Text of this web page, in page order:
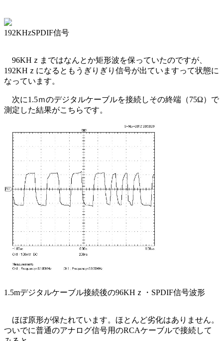
192KHzSPDIF信号
96KHｚまではなんとか矩形波を保っていたのですが、
192KHｚになるともうぎりぎり信号が出ていますって状態に
なっています。
次に1.5ｍのデジタルケーブルを接続しその終端（75Ω）で
測定した結果がこちらです。
1.5mデジタルケーブル接続後の96KHｚ・SPDIF信号波形
ほぼ原形が保たれています。ほとんど劣化はありません。
ついでに普通のアナログ信号用のRCAケーブルで接続して